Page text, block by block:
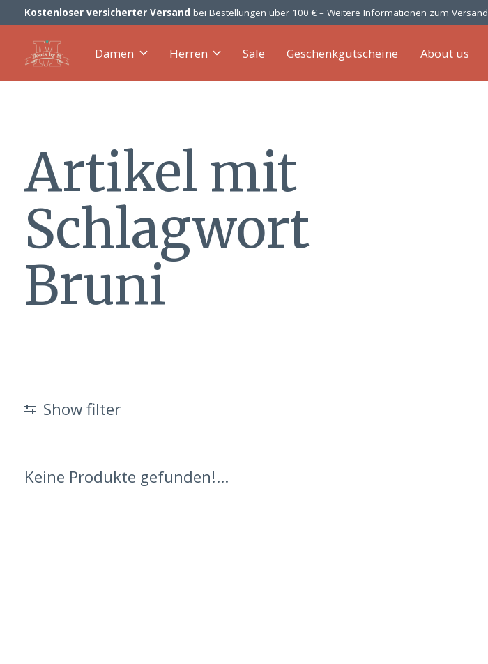
Kostenloser versicherter Versand bei Bestellungen über 100 € – Weitere Informationen zum Versand
Damen Herren Sale Geschenkgutscheine About us
Artikel mit
Schlagwort
Bruni
Show filter
Keine Produkte gefunden!...